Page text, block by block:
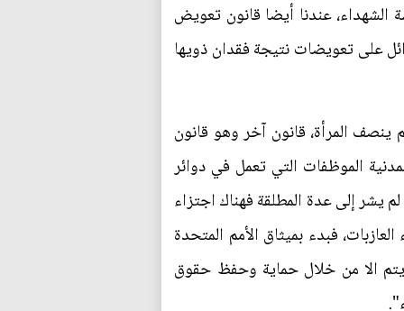
الشهداء، عندنا أيضا قانون تعويض
تناول مسالة حصول بعض العوائل على تعويضات نتيجة فقدان ذويها
المرأة، قانون آخر وهو قانون
المدنية الموظفات التي تعمل في دوائر
يشر إلى عدة المطلقة فهناك اجتزاء
فبدء بميثاق الأمم المتحدة
لا يتم الا من خلال حماية وحفظ حقوق